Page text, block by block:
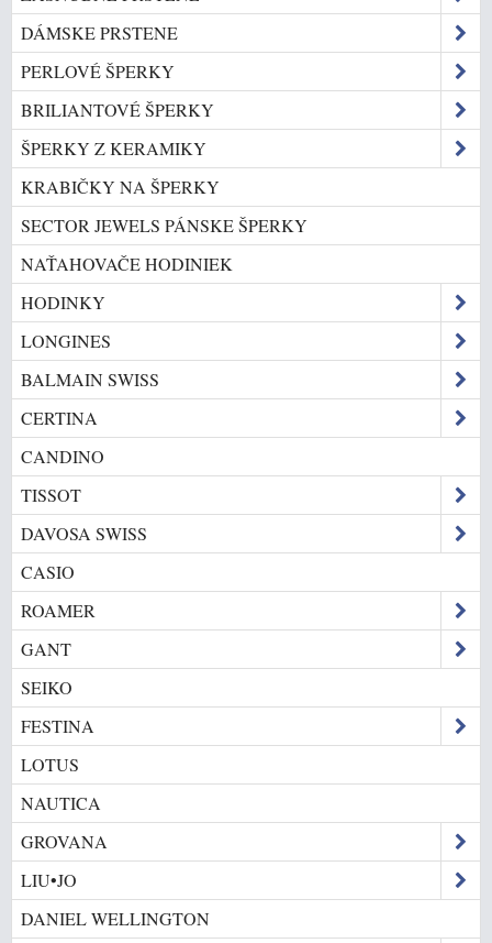
DÁMSKE PRSTENE
PERLOVÉ ŠPERKY
BRILIANTOVÉ ŠPERKY
ŠPERKY Z KERAMIKY
KRABIČKY NA ŠPERKY
SECTOR JEWELS PÁNSKE ŠPERKY
NAŤAHOVAČE HODINIEK
HODINKY
LONGINES
BALMAIN SWISS
CERTINA
CANDINO
TISSOT
DAVOSA SWISS
CASIO
ROAMER
GANT
SEIKO
FESTINA
LOTUS
NAUTICA
GROVANA
LIU•JO
DANIEL WELLINGTON